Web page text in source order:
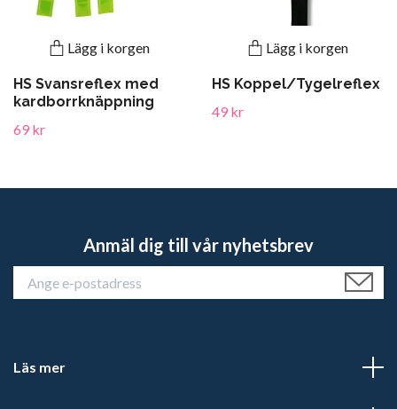
Lägg i korgen
HS Svansreflex med
kardborrknäppning
69 kr
Lägg i korgen
HS Koppel/Tygelreflex
49 kr
Anmäl dig till vår nyhetsbrev
Läs mer